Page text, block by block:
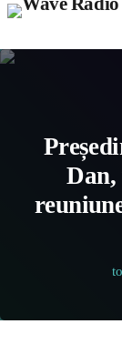
Dan,